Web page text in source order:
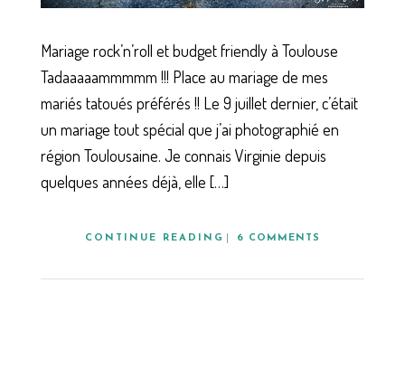
Mariage rock’n’roll et budget friendly à Toulouse
Tadaaaaammmmm !!! Place au mariage de mes
mariés tatoués préférés !! Le 9 juillet dernier, c’était
un mariage tout spécial que j’ai photographié en
région Toulousaine. Je connais Virginie depuis
quelques années déjà, elle […]
CONTINUE READING 6 COMMENTS